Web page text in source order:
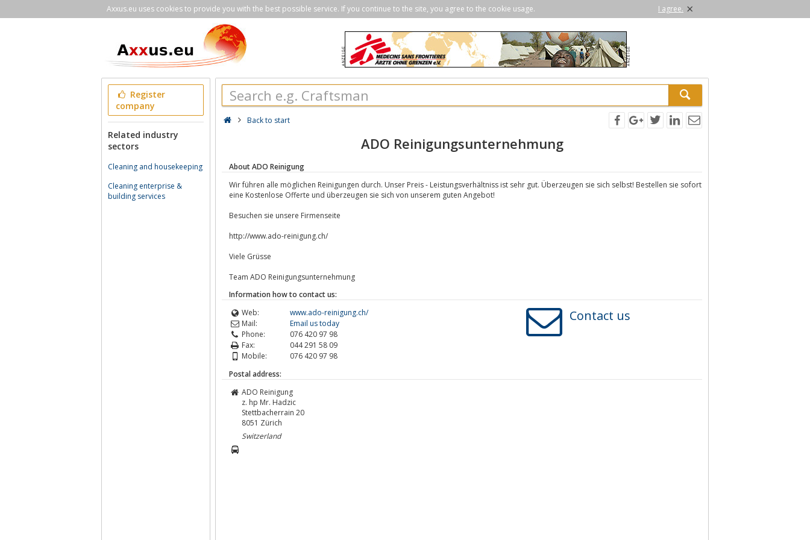
Axxus.eu uses cookies to provide you with the best possible service. If you continue to the site, you agree to the cookie usage. I agree. ×
Register
company
Related industry
sectors
Cleaning and housekeeping
Cleaning enterprise &
building services
Back to start
ADO Reinigungsunternehmung
About ADO Reinigung
Wir führen alle möglichen Reinigungen durch. Unser Preis - Leistungsverhältniss ist sehr gut. Überzeugen sie sich selbst! Bestellen sie sofort
eine Kostenlose Offerte und überzeugen sie sich von unserem guten Angebot!
Besuchen sie unsere Firmenseite
http://www.ado-reinigung.ch/
Viele Grüsse
Team ADO Reinigungsunternehmung
Information how to contact us:
Web:
www.ado-reinigung.ch/
Mail:
Email us today
Phone:
076 420 97 98
Fax:
044 291 58 09
Mobile:
076 420 97 98
Contact us
Postal address:
ADO Reinigung
z. hp Mr. Hadzic
Stettbacherrain 20
8051 Zürich
Switzerland